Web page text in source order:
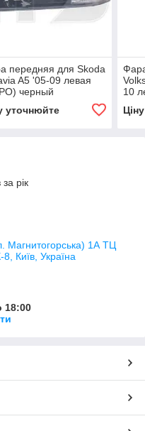
передняя для Skoda
A5 '05-09 левая
черный
линзованная
уточнюйте
10
рік
Магнитогорська) 1А ТЦ
Київ, Україна
18:00